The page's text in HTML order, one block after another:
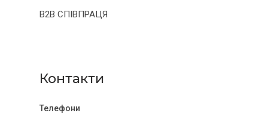
B2B СПІВПРАЦЯ
Контакти